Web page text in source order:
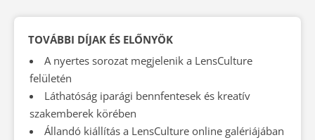
TOVÁBBI DÍJAK ÉS ELŐNYÖK
A nyertes sorozat megjelenik a LensCulture
felületén
Láthatóság iparági bennfentesek és kreatív
szakemberek körében
Állandó kiállítás a LensCulture online galériájában